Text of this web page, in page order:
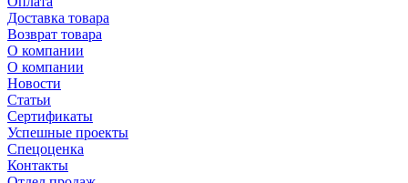
Доставка товара
Возврат товара
О компании
О компании
Новости
Статьи
Сертификаты
Успешные проекты
Спецоценка
Контакты